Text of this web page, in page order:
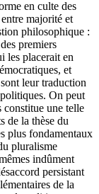
en culte des
majorité et
philosophique :
des premiers
les placerait en
et
leur traduction
On peut
constitue une telle
de la thèse du
plus fondamentaux
pluralisme
indûment
persistant
de la